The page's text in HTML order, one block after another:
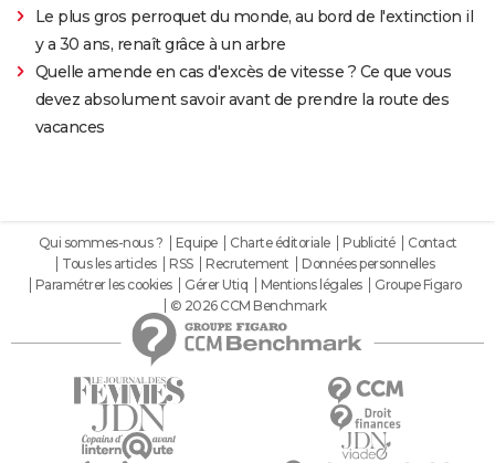
Le plus gros perroquet du monde, au bord de l'extinction il
y a 30 ans, renaît grâce à un arbre
Quelle amende en cas d'excès de vitesse ? Ce que vous
devez absolument savoir avant de prendre la route des
vacances
Qui sommes-nous ? Equipe Charte éditoriale Publicité
Contact
Tous les articles
RSS Recrutement
Données personnelles
Paramétrer les cookies
Gérer Utiq Mentions légales
Groupe Figaro
© 2026 CCM Benchmark